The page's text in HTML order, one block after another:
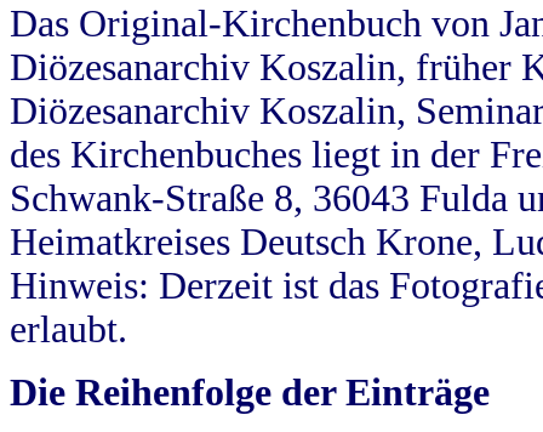
Das Original-Kirchenbuch von
Diözesanarchiv Koszalin, früher
Diözesanarchiv Koszalin,
des Kirchenbuches liegt in der
Schwank-Straße 8, 36043 Fulda
Heimatkreises Deutsch Krone,
Hinweis: Derzeit ist das
erlaubt.
Die Reihenfolge der Einträge